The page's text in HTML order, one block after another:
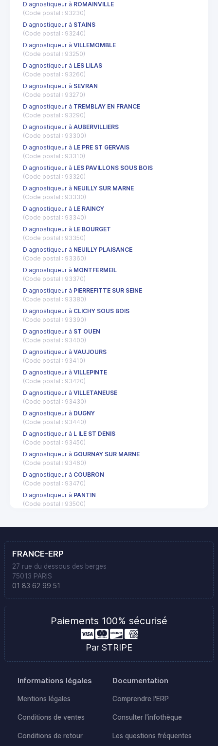
Diagnostiqueur à ROMAINVILLE
(Code postal : 93230)
Diagnostiqueur à STAINS
(Code postal : 93240)
Diagnostiqueur à VILLEMOMBLE
(Code postal : 93250)
Diagnostiqueur à LES LILAS
(Code postal : 93260)
Diagnostiqueur à SEVRAN
(Code postal : 93270)
Diagnostiqueur à TREMBLAY EN FRANCE
(Code postal : 93290)
Diagnostiqueur à AUBERVILLIERS
(Code postal : 93300)
Diagnostiqueur à LE PRE ST GERVAIS
(Code postal : 93310)
Diagnostiqueur à LES PAVILLONS SOUS BOIS
(Code postal : 93320)
Diagnostiqueur à NEUILLY SUR MARNE
(Code postal : 93330)
Diagnostiqueur à LE RAINCY
(Code postal : 93340)
Diagnostiqueur à LE BOURGET
(Code postal : 93350)
Diagnostiqueur à NEUILLY PLAISANCE
(Code postal : 93360)
Diagnostiqueur à MONTFERMEIL
(Code postal : 93370)
Diagnostiqueur à PIERREFITTE SUR SEINE
(Code postal : 93380)
Diagnostiqueur à CLICHY SOUS BOIS
(Code postal : 93390)
Diagnostiqueur à ST OUEN
(Code postal : 93400)
Diagnostiqueur à VAUJOURS
(Code postal : 93410)
Diagnostiqueur à VILLEPINTE
(Code postal : 93420)
Diagnostiqueur à VILLETANEUSE
(Code postal : 93430)
Diagnostiqueur à DUGNY
(Code postal : 93440)
Diagnostiqueur à L ILE ST DENIS
(Code postal : 93450)
Diagnostiqueur à GOURNAY SUR MARNE
(Code postal : 93460)
Diagnostiqueur à COUBRON
(Code postal : 93470)
Diagnostiqueur à PANTIN
(Code postal : 93500)
FRANCE-ERP
27 rue du dessous des berges
75013 PARIS
01 83 62 99 51
Paiements 100% sécurisé
Par STRIPE
Informations légales
Mentions légales
Conditions de ventes
Conditions de retour
Documentation
Comprendre l'ERP
Consulter l'infothèque
Les questions fréquentes